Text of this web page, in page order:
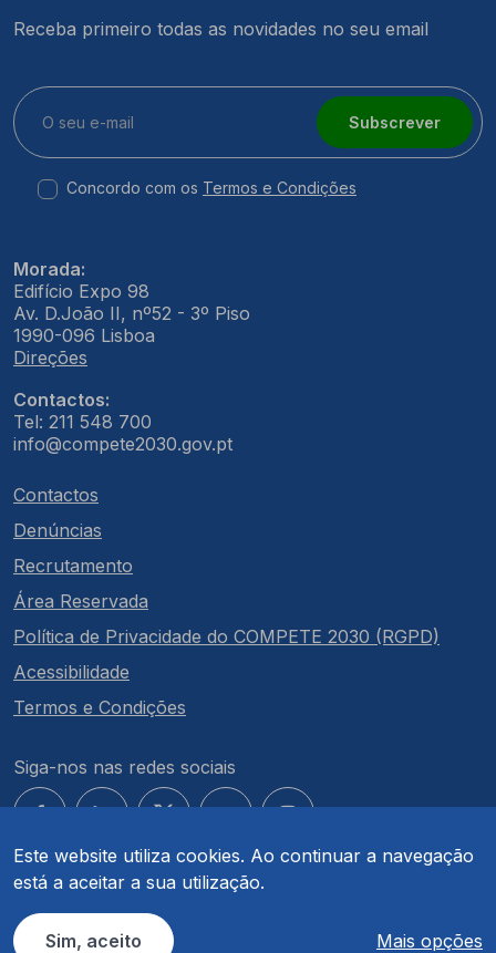
Este website utiliza cookies. Ao continuar a navegação
está a aceitar a sua utilização.
Sim, aceito Mais opções
Receba primeiro todas as novidades no seu email
Subscrever
Concordo com os Termos e Condições
Morada:
Edifício Expo 98
Av. D.João II, nº52 - 3º Piso
1990-096 Lisboa
Direções
Contactos:
Tel: 211 548 700
info@compete2030.gov.pt
Contactos
Denúncias
Recrutamento
Área Reservada
Política de Privacidade do COMPETE 2030 (RGPD)
Acessibilidade
Termos e Condições
Siga-nos nas redes sociais
© COMPETE 2030. Todos os direitos reservados.